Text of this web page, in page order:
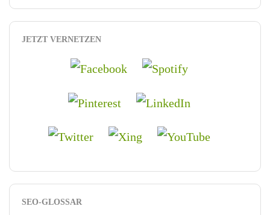
JETZT VERNETZEN
SEO-GLOSSAR